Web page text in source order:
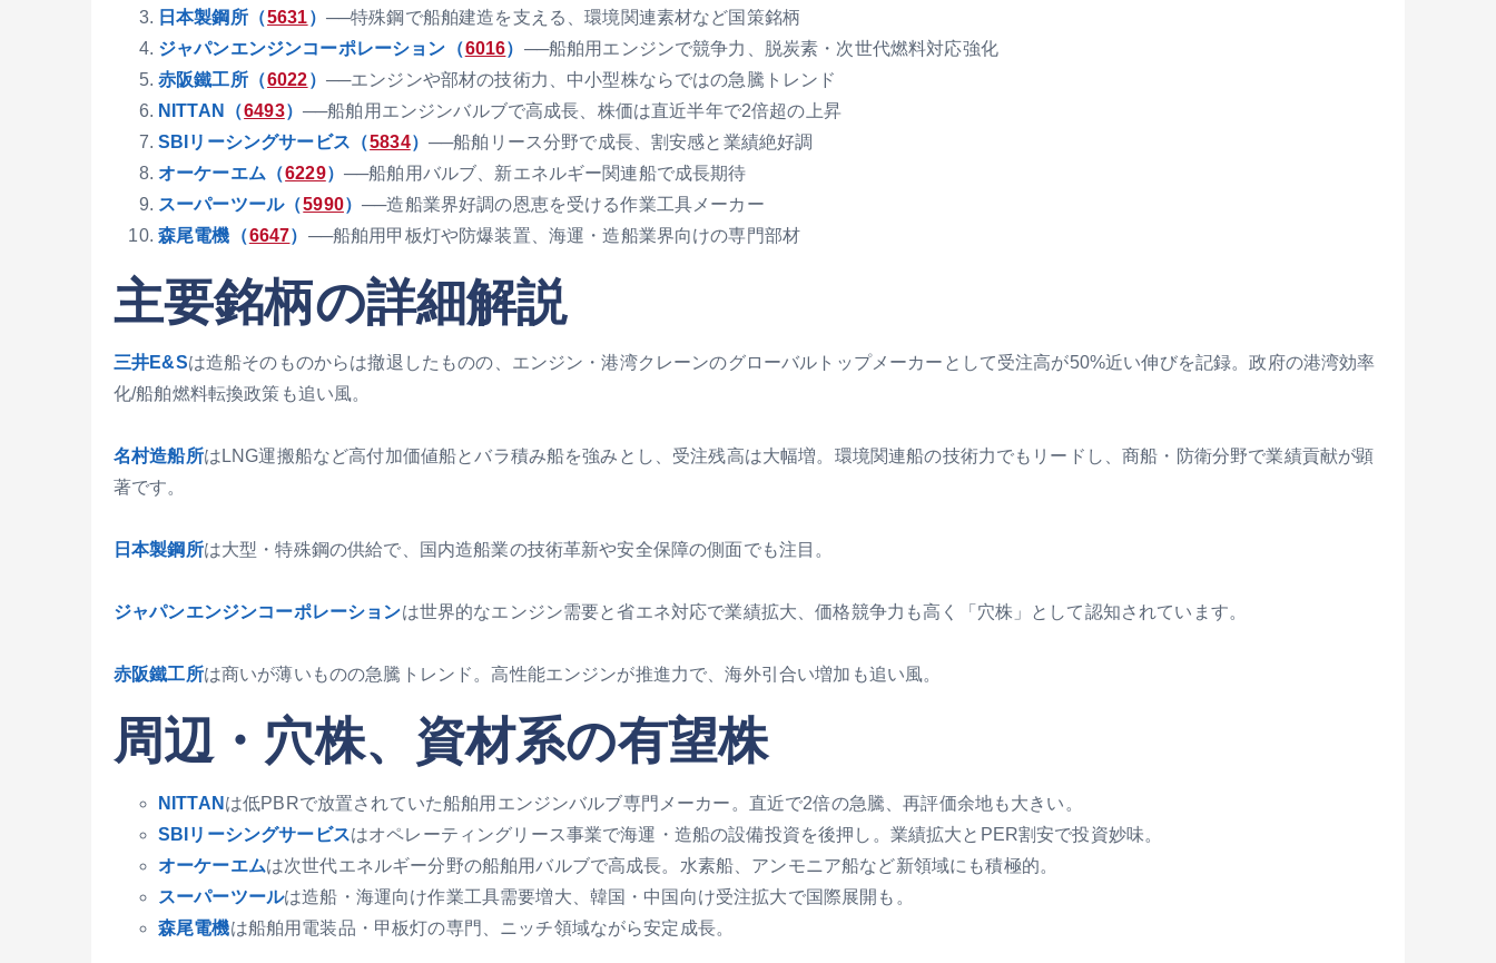
日本製鋼所（5631） ──特殊鋼で船舶建造を支える、環境関連素材など国策銘柄
ジャパンエンジンコーポレーション（6016） ──船舶用エンジンで競争力、脱炭素・次世代燃料対応強化
赤阪鐵工所（6022） ──エンジンや部材の技術力、中小型株ならではの急騰トレンド
NITTAN（6493） ──船舶用エンジンバルブで高成長、株価は直近半年で2倍超の上昇
SBIリーシングサービス（5834） ──船舶リース分野で成長、割安感と業績絶好調
オーケーエム（6229） ──船舶用バルブ、新エネルギー関連船で成長期待
スーパーツール（5990）──造船業界好調の恩恵を受ける作業工具メーカー
森尾電機（6647） ──船舶用甲板灯や防爆装置、海運・造船業界向けの専門部材
主要銘柄の詳細解説
三井E&Sは造船そのものからは撤退したものの、エンジン・港湾クレーンのグローバルトップメーカーとして受注高が50%近い伸びを記録。政府の港湾効率
化/船舶燃料転換政策も追い風。
名村造船所はLNG運搬船など高付加価値船とバラ積み船を強みとし、受注残高は大幅増。環境関連船の技術力でもリードし、商船・防衛分野で業績貢献が顕
著です。
日本製鋼所は大型・特殊鋼の供給で、国内造船業の技術革新や安全保障の側面でも注目。
ジャパンエンジンコーポレーションは世界的なエンジン需要と省エネ対応で業績拡大、価格競争力も高く「穴株」として認知されています。
赤阪鐵工所は商いが薄いものの急騰トレンド。高性能エンジンが推進力で、海外引合い増加も追い風。
周辺・穴株、資材系の有望株
NITTAN は低PBRで放置されていた船舶用エンジンバルブ専門メーカー。直近で2倍の急騰、再評価余地も大きい。
SBIリーシングサービスはオペレーティングリース事業で海運・造船の設備投資を後押し。業績拡大とPER割安で投資妙味。
オーケーエムは次世代エネルギー分野の船舶用バルブで高成長。水素船、アンモニア船など新領域にも積極的。
スーパーツールは造船・海運向け作業工具需要増大、韓国・中国向け受注拡大で国際展開も。
森尾電機は船舶用電装品・甲板灯の専門、ニッチ領域ながら安定成長。